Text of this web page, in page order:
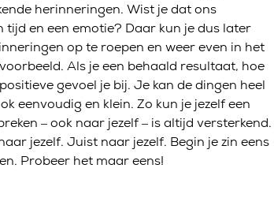
herinneringen. Wist je dat ons
en een emotie? Daar kun je dus later
op te roepen en weer even in het
Als je een behaald resultaat, hoe
gevoel je bij. Je kan de dingen heel
eenvoudig en klein. Zo kun je jezelf een
– ook naar jezelf – is altijd versterkend.
jezelf. Juist naar jezelf. Begin je zin eens
Probeer het maar eens!